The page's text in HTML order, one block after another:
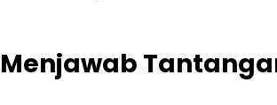
Menjawab